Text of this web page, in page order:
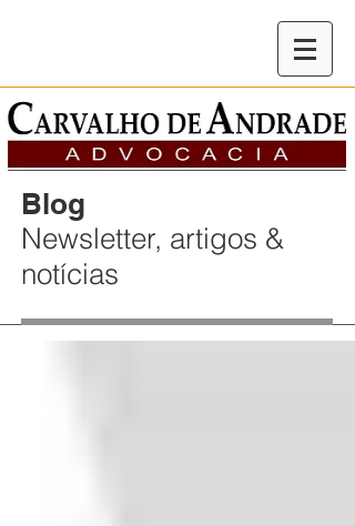
Blog
Newsletter, artigos &
notícias